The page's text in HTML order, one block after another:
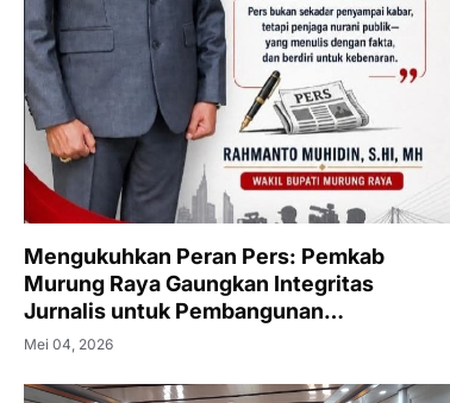
Mengukuhkan Peran Pers: Pemkab
Murung Raya Gaungkan Integritas
Jurnalis untuk Pembangunan
Berkelanjutan
Mei 04, 2026